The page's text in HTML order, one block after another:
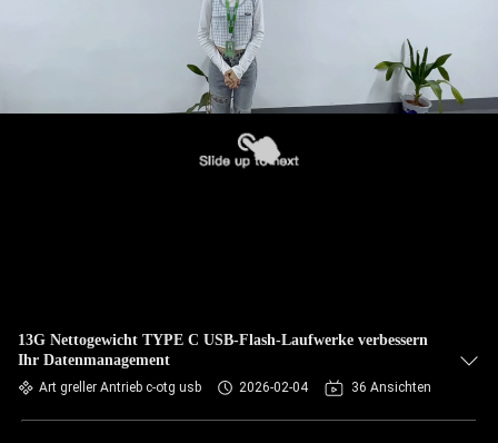
13G Nettogewicht TYPE C USB-Flash-Laufwerke verbessern
Ihr Datenmanagement
Art greller Antrieb c-otg usb 2026-02-04 36 Ansichten